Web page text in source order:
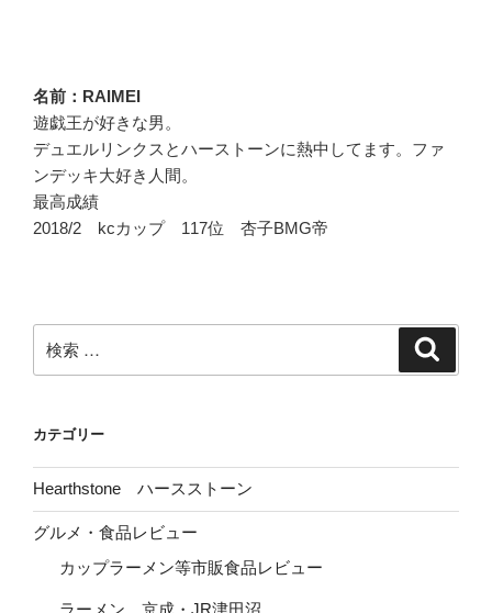
名前：RAIMEI
遊戯王が好きな男。
デュエルリンクスとハーストーンに熱中してます。ファ
ンデッキ大好き人間。
最高成績
2018/2 kcカップ 117位 杏子BMG帝
索:
カテゴリー
Hearthstone ハースストーン
グルメ・食品レビュー
カップラーメン等市販食品レビュー
ラーメン 京成・JR津田沼